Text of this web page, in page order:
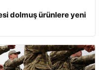
dolmuş ürünlere yeni